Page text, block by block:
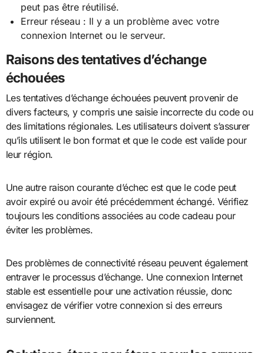
peut pas être réutilisé.
Erreur réseau : Il y a un problème avec votre
connexion Internet ou le serveur.
Raisons des tentatives d’échange
échouées
Les tentatives d’échange échouées peuvent provenir de
divers facteurs, y compris une saisie incorrecte du code ou
des limitations régionales. Les utilisateurs doivent s’assurer
qu’ils utilisent le bon format et que le code est valide pour
leur région.
Une autre raison courante d’échec est que le code peut
avoir expiré ou avoir été précédemment échangé. Vérifiez
toujours les conditions associées au code cadeau pour
éviter les problèmes.
Des problèmes de connectivité réseau peuvent également
entraver le processus d’échange. Une connexion Internet
stable est essentielle pour une activation réussie, donc
envisagez de vérifier votre connexion si des erreurs
surviennent.